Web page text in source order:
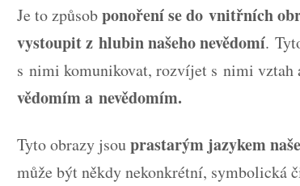
Je to způsobponoření se do vnitřních
vystoupit z hlubin našeho nevědomí.
s nimi komunikovat, rozvíjet s nimi
vědomím a nevědomím.
Tyto obrazy jsouprastarým jazykem
může být někdy nekonkrétní, symbolická